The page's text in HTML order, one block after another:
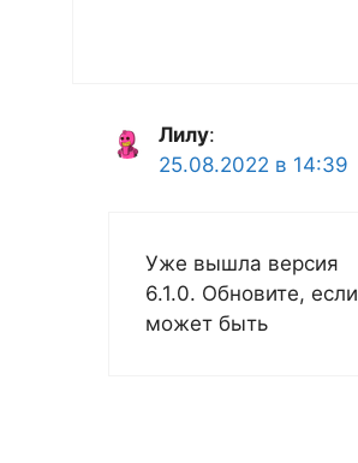
Лилу:
25.08.2022 в 14:39
Уже вышла версия
6.1.0. Обновите, если
может быть